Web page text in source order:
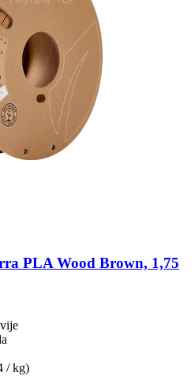
PLA Wood Brown, 1,75
/ kg)